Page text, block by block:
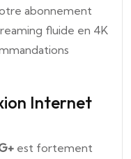
abonnement
fluide en 4K
Internet
est fortement